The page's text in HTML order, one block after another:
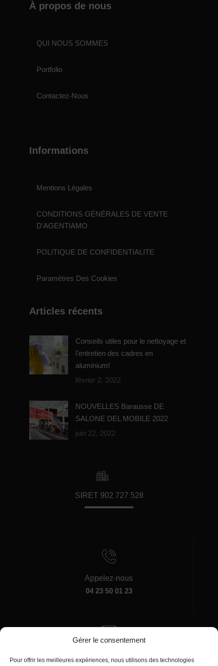
Gérer le consentement
Pour offrir les meilleures expériences, nous utilisons des technologies
À propos de nous
QUI NOUS SOMMES
Portfolio
Contactez-Nous
Informations
Mentions Légales
CONDITIONS GÉNÉRALES DE VENTE
D’AGENTIAMO
POLITIQUE DE CONFIDENTIALITE
Paramètres Des Cookies
Articles récents
Conseils utiles pour le nettoyage et
l’entretien des cadres en
aluminium!
février 2, 2022
NOUVELLES Barausse DE
SALONE DEL MOBILE 2022
juin 22, 2022
SIRET 902 727 528
Appelez-nous
04 23 50 01 23